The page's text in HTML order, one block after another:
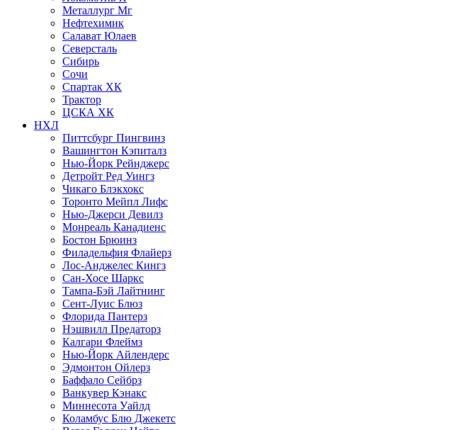
Металлург Мг
Нефтехимик
Салават Юлаев
Северсталь
Сибирь
Сочи
Спартак ХК
Трактор
ЦСКА ХК
НХЛ
Питтсбург Пингвинз
Вашингтон Кэпиталз
Нью-Йорк Рейнджерс
Детройт Ред Уингз
Чикаго Блэкхокс
Торонто Мейпл Лифс
Нью-Джерси Девилз
Монреаль Канадиенс
Бостон Брюинз
Филадельфия Флайерз
Лос-Анджелес Кингз
Сан-Хосе Шаркс
Тампа-Бэй Лайтнинг
Сент-Луис Блюз
Флорида Пантерз
Нэшвилл Предаторз
Калгари Флеймз
Нью-Йорк Айлендерс
Эдмонтон Ойлерз
Баффало Сейбрз
Ванкувер Кэнакс
Миннесота Уайлд
Коламбус Блю Джекетс